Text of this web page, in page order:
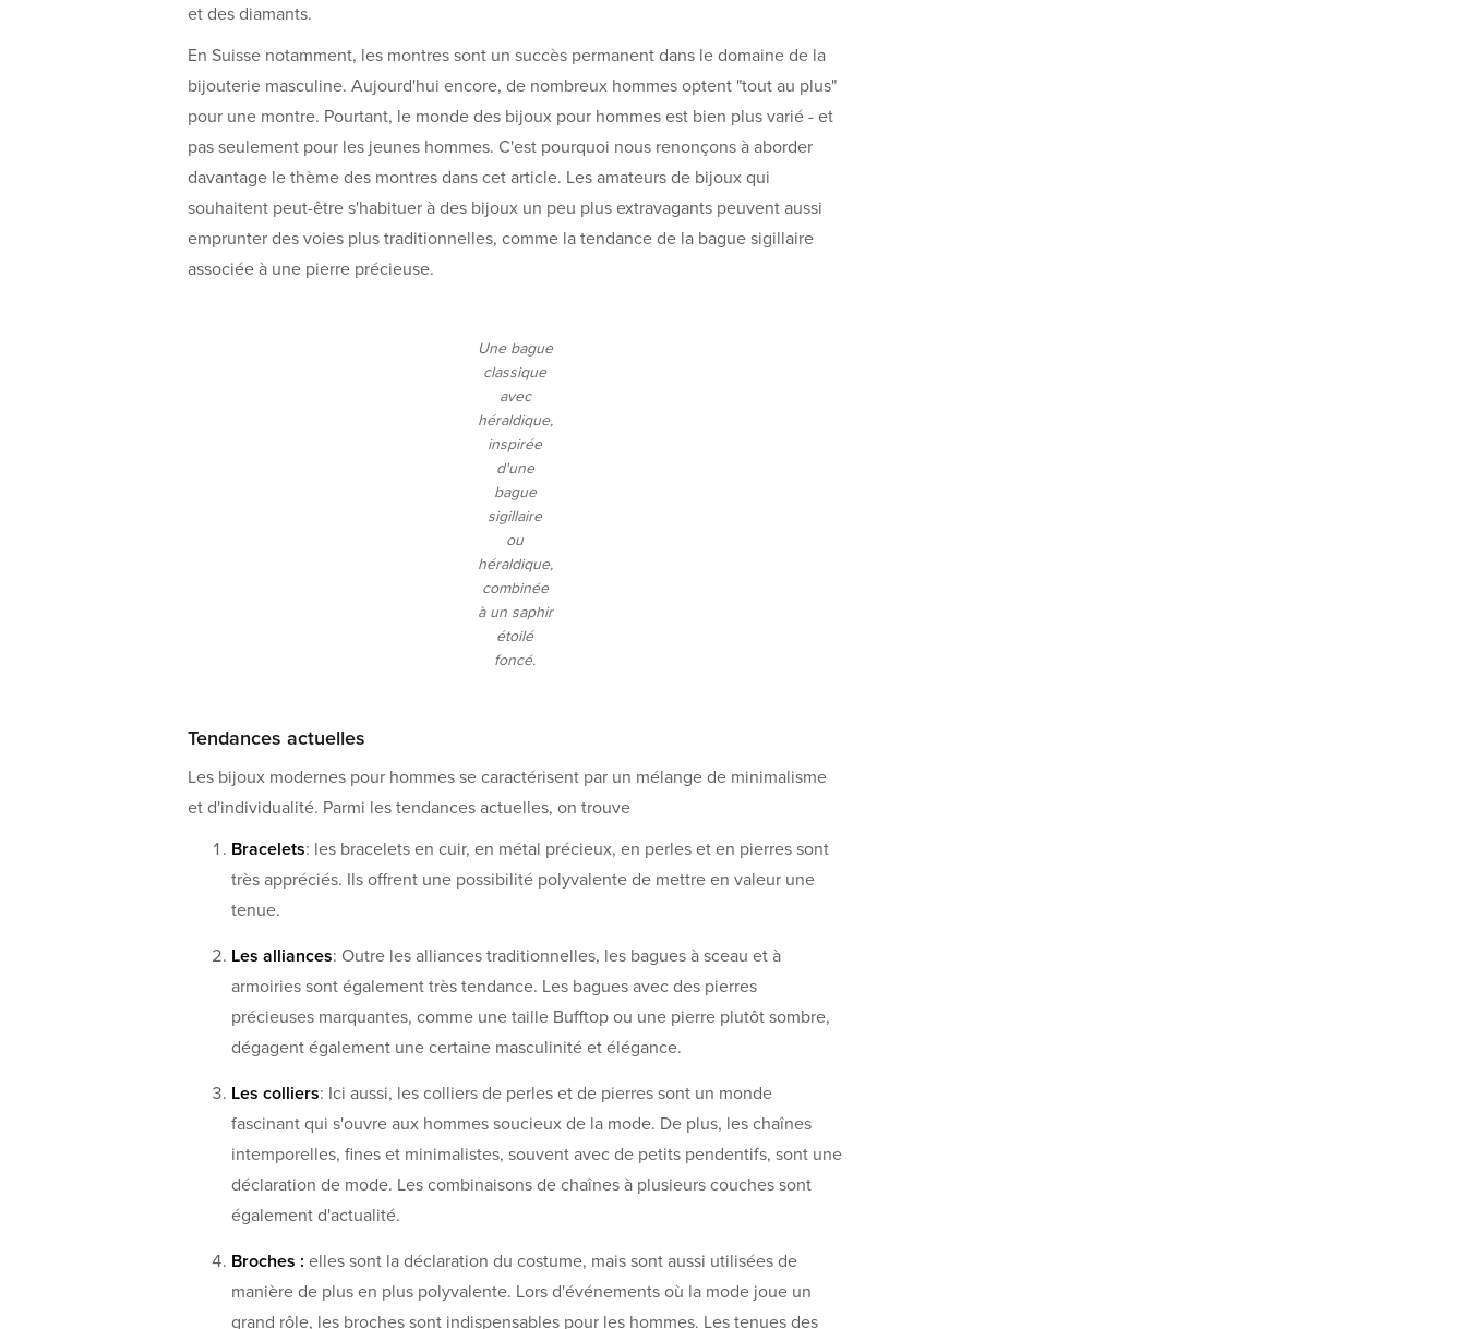
et des diamants.
En Suisse notamment, les montres sont un succès permanent dans le domaine de la
bijouterie masculine. Aujourd'hui encore, de nombreux hommes optent "tout au plus"
pour une montre. Pourtant, le monde des bijoux pour hommes est bien plus varié - et
pas seulement pour les jeunes hommes. C'est pourquoi nous renonçons à aborder
davantage le thème des montres dans cet article. Les amateurs de bijoux qui
souhaitent peut-être s'habituer à des bijoux un peu plus extravagants peuvent aussi
emprunter des voies plus traditionnelles, comme la tendance de la bague sigillaire
associée à une pierre précieuse.
Une bague
classique
avec
héraldique,
inspirée
d'une
bague
sigillaire
ou
héraldique,
combinée
à un saphir
étoilé
foncé.
Tendances actuelles
Les bijoux modernes pour hommes se caractérisent par un mélange de minimalisme
et d'individualité. Parmi les tendances actuelles, on trouve
Bracelets: les bracelets en cuir, en métal précieux, en perles et en pierres sont
très appréciés. Ils offrent une possibilité polyvalente de mettre en valeur une
tenue.
Les alliances: Outre les alliances traditionnelles, les bagues à sceau et à
armoiries sont également très tendance. Les bagues avec des pierres
précieuses marquantes, comme une taille Bufftop ou une pierre plutôt sombre,
dégagent également une certaine masculinité et élégance.
Les colliers: Ici aussi, les colliers de perles et de pierres sont un monde
fascinant qui s'ouvre aux hommes soucieux de la mode. De plus, les chaînes
intemporelles, fines et minimalistes, souvent avec de petits pendentifs, sont une
déclaration de mode. Les combinaisons de chaînes à plusieurs couches sont
également d'actualité.
Broches : elles sont la déclaration du costume, mais sont aussi utilisées de
manière de plus en plus polyvalente. Lors d'événements où la mode joue un
grand rôle, les broches sont indispensables pour les hommes. Les tenues des